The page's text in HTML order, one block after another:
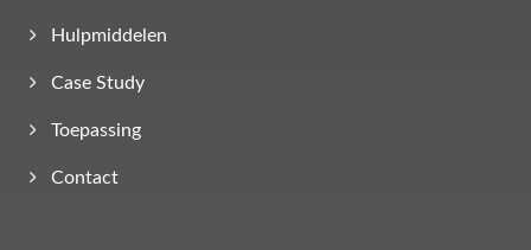
Hulpmiddelen
Case Study
Toepassing
Contact